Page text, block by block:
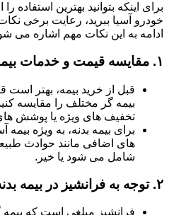
برای اینکه بتوانید بهترین استفاده
خودرو آسیا ببرید، رعایت برخی
ادامه به این نکات مهم اشاره می
۱. مقایسه قیمت و خدمات
قبل از خرید بیمه، بهتر
بیمه گر مختلف را مقایسه
تخفیف های ویژه یا پوشش
برای بیمه بدنه، به ویژه
های اضافی مانند حوادث
شامل می شود یا خیر.
۲. توجه به فرانشیز در بیمه
فرانشیز مبلغی است که بیمه